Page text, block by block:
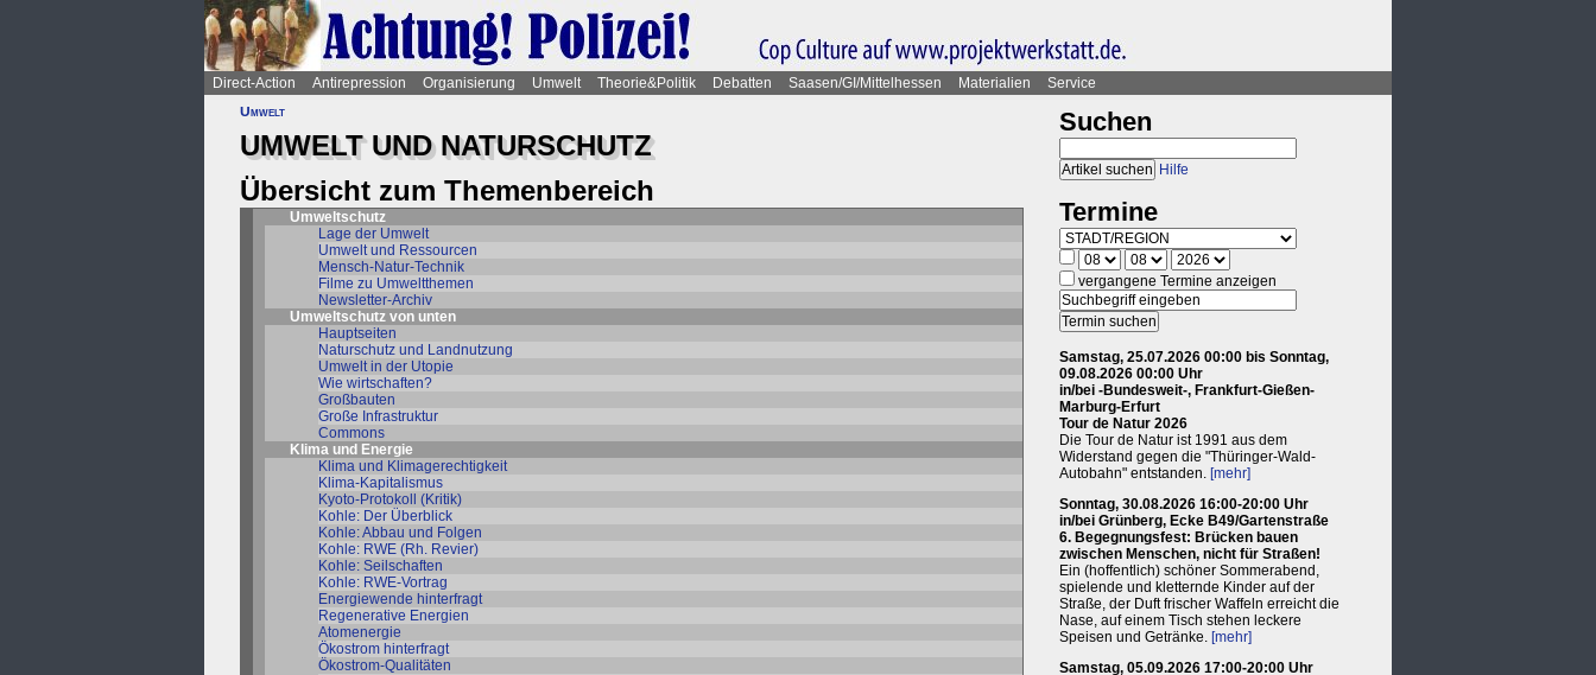
Direct-Action Antirepression Organisierung Umwelt Theorie&Politik Debatten Saasen/GI/Mittelhessen Materialien
Service
Umwelt
UMWELT UND NATURSCHUTZ
Übersicht zum Themenbereich
Umweltschutz
Lage der Umwelt
Umwelt und Ressourcen
Mensch-Natur-Technik
Filme zu Umweltthemen
Newsletter-Archiv
Umweltschutz von unten
Hauptseiten
Naturschutz und Landnutzung
Umwelt in der Utopie
Wie wirtschaften?
Großbauten
Große Infrastruktur
Commons
Klima und Energie
Klima und Klimagerechtigkeit
Klima-Kapitalismus
Kyoto-Protokoll (Kritik)
Kohle: Der Überblick
Kohle: Abbau und Folgen
Kohle: RWE (Rh. Revier)
Kohle: Seilschaften
Kohle: RWE-Vortrag
Energiewende hinterfragt
Regenerative Energien
Atomenergie
Ökostrom hinterfragt
Ökostrom-Qualitäten
Suchen
Hilfe
Termine
vergangene Termine anzeigen
Samstag, 25.07.2026 00:00 bis Sonntag,
09.08.2026 00:00 Uhr
in/bei -Bundesweit-, Frankfurt-Gießen-
Marburg-Erfurt
Tour de Natur 2026
Die Tour de Natur ist 1991 aus dem
Widerstand gegen die "Thüringer-Wald-
Autobahn" entstanden. [mehr]
Sonntag, 30.08.2026 16:00-20:00 Uhr
in/bei Grünberg, Ecke B49/Gartenstraße
6. Begegnungsfest: Brücken bauen
zwischen Menschen, nicht für Straßen!
Ein (hoffentlich) schöner Sommerabend,
spielende und kletternde Kinder auf der
Straße, der Duft frischer Waffeln erreicht die
Nase, auf einem Tisch stehen leckere
Speisen und Getränke. [mehr]
Samstag, 05.09.2026 17:00-20:00 Uhr